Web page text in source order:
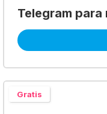
Telegram
Gratis